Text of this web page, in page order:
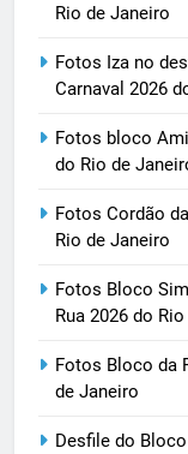
Rio de Janeiro
Fotos Iza no
Carnaval 2026
Fotos bloco
do Rio de
Fotos Cordão
Rio de Janeiro
Fotos Bloco
Rua 2026 do
Fotos Bloco da
de Janeiro
Desfile do